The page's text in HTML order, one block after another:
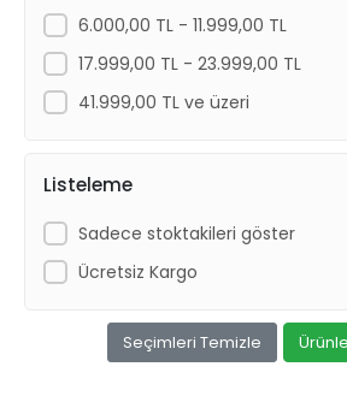
6.000,00 TL - 11.999,00 TL
17.999,00 TL - 23.999,00 TL
41.999,00 TL ve üzeri
Listeleme
Sadece stoktakileri göster
Ücretsiz Kargo
Seçimleri Temizle